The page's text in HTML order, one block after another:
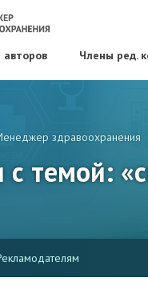
Члены ред.
здравоохранения
с темой: